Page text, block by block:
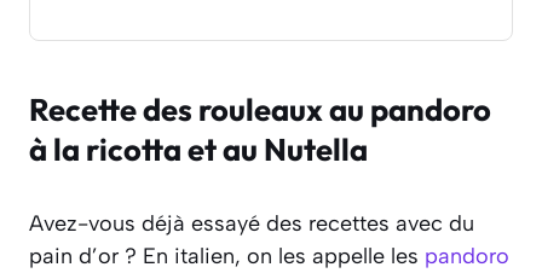
Recette des rouleaux au pandoro
à la ricotta et au Nutella
Avez-vous déjà essayé des recettes avec du
pain d’or ? En italien, on les appelle les pandoro